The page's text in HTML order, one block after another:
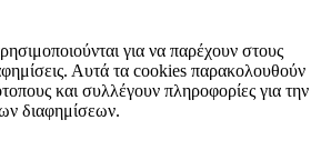
για να παρέχουν στους
Αυτά τα cookies παρακολουθούν
και συλλέγουν πληροφορίες για την
διαφημίσεων.